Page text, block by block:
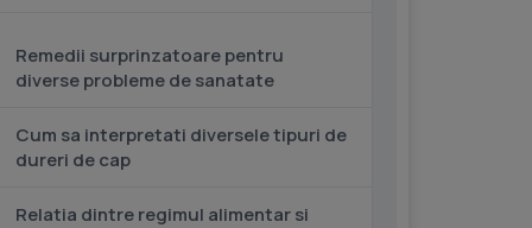
Remedii surprinzatoare pentru
diverse probleme de sanatate
Cum sa interpretati diversele tipuri de
dureri de cap
Relatia dintre regimul alimentar si